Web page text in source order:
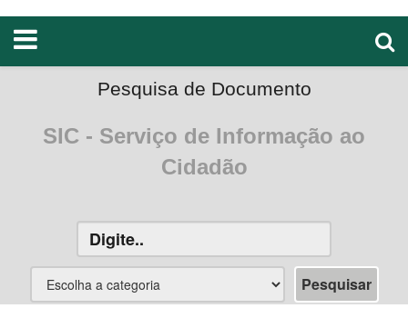
Pesquisa de Documento
SIC - Serviço de Informação ao
Cidadão